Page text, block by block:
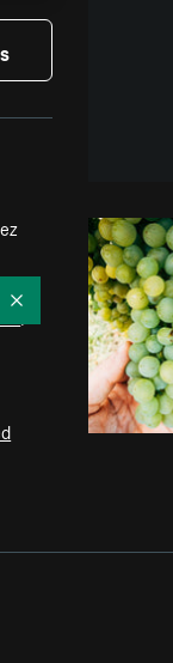
Recolher